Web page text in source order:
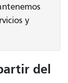
y
del